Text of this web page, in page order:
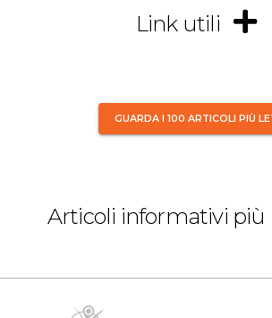
Link utili
GUARDA I 100 ARTICOLI PIÙ
Articoli informativi più